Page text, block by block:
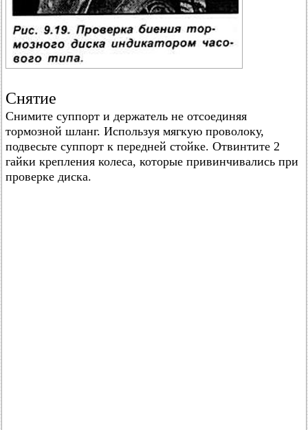
Снятие
Снимите суппорт и держатель не отсоединяя
тормозной шланг. Используя мягкую проволоку,
подвесьте суппорт к передней стойке. Отвинтите 2
гайки крепления колеса, которые привинчивались при
проверке диска.